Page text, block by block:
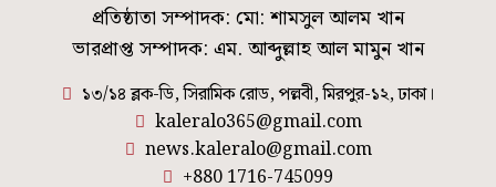
প্রতিষ্ঠাতা সম্পাদক: মো: শামসুল আলম খান
ভারপ্রাপ্ত সম্পাদক: এম. আব্দুল্লাহ আল মামুন খান
১৩/১৪ ব্লক-ডি, সিরামিক রোড, পল্লবী, মিরপুর-১২, ঢাকা।
kaleralo365@gmail.com
news.kaleralo@gmail.com
+880 1716-745099